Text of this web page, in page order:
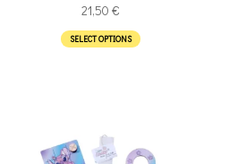
21,50 €
SELECT OPTIONS